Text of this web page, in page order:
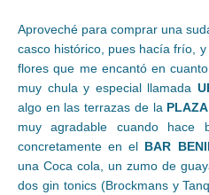
Aproveché para comprar una
casco histórico, pues hacía frío,
flores que me encantó en
muy chula y especial llamada
algo en las terrazas de la
muy agradable cuando hace
concretamente en el BAR
una Coca cola, un zumo de
dos gin tonics (Brockmans y